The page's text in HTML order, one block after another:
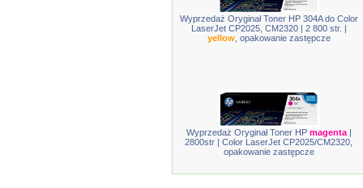
Wyprzedaż Oryginał Toner HP 304A do Color
LaserJet CP2025, CM2320 | 2 800 str. |
yellow, opakowanie zastępcze
Wyprzedaż Oryginał Toner HPmagenta|
2800str | Color LaserJet CP2025/CM2320,
opakowanie zastępcze